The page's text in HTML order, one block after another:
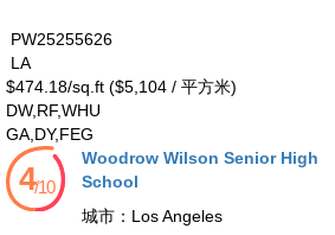
PW25255626
LA
$474.18/sq.ft ($5,104 / 平方米)
DW,RF,WHU
GA,DY,FEG
Woodrow Wilson Senior High
School
城市： Los Angeles